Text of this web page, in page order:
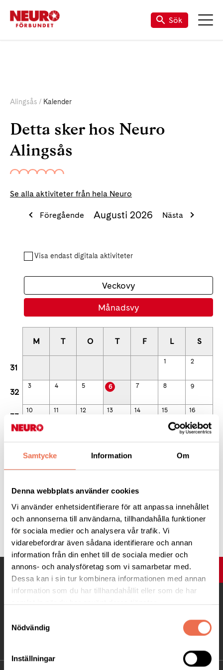
Samtycke Information Om
Denna webbplats använder cookies
Vi använder enhetsidentifierare för att anpassa innehållet
och annonserna till användarna, tillhandahålla funktioner
för sociala medier och analysera vår trafik. Vi
vidarebefordrar även sådana identifierare och annan
information från din enhet till de sociala medier och
annons- och analysföretag som vi samarbetar med.
Dessa kan i sin tur kombinera informationen med annan
information som du har tillhandahållit eller som de har
samlat in när du har använt deras tjänster.
Nödvändig
Inställningar
Till Neuro.se
Sök
Alingsås Kalender
Detta sker hos Neuro
Alingsås
Se alla aktiviteter från hela Neuro
Föregående Augusti 2026 Nästa
Visa endast digitala aktiviteter
Veckovy
Månadsvy
M T O T F L S
31
1 2
32
3 4 5 6 7 8 9
33
10 11 12 13 14 15 16
34
23
24 25 27 30
36
Dagar som är fetmarkerade och med färg-prick har aktiviteter.
Klicka på en dag för att se dessa aktiviteter.